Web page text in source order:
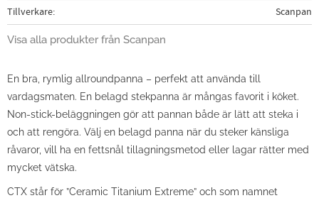
Tillverkare
Scanpan
Visa alla produkter från Scanpan
En bra, rymlig allroundpanna – perfekt att använda till
vardagsmaten. En belagd stekpanna är mångas favorit i köket.
Non-stick-beläggningen gör att pannan både är lätt att steka i
och att rengöra. Välj en belagd panna när du steker känsliga
råvaror, vill ha en fettsnål tillagningsmetod eller lagar rätter med
mycket vätska.
CTX står för ”Ceramic Titanium Extreme” och som namnet